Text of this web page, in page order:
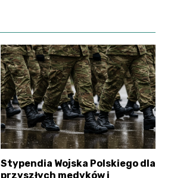
Stypendia Wojska Polskiego dla
przyszłych medyków i